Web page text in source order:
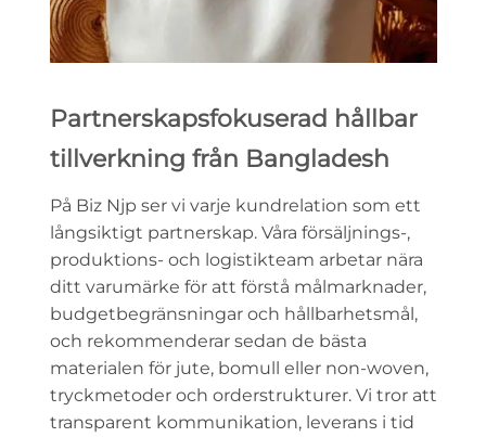
Partnerskapsfokuserad hållbar
tillverkning från Bangladesh
På Biz Njp ser vi varje kundrelation som ett
långsiktigt partnerskap. Våra försäljnings-,
produktions- och logistikteam arbetar nära
ditt varumärke för att förstå målmarknader,
budgetbegränsningar och hållbarhetsmål,
och rekommenderar sedan de bästa
materialen för jute, bomull eller non-woven,
tryckmetoder och orderstrukturer. Vi tror att
transparent kommunikation, leverans i tid